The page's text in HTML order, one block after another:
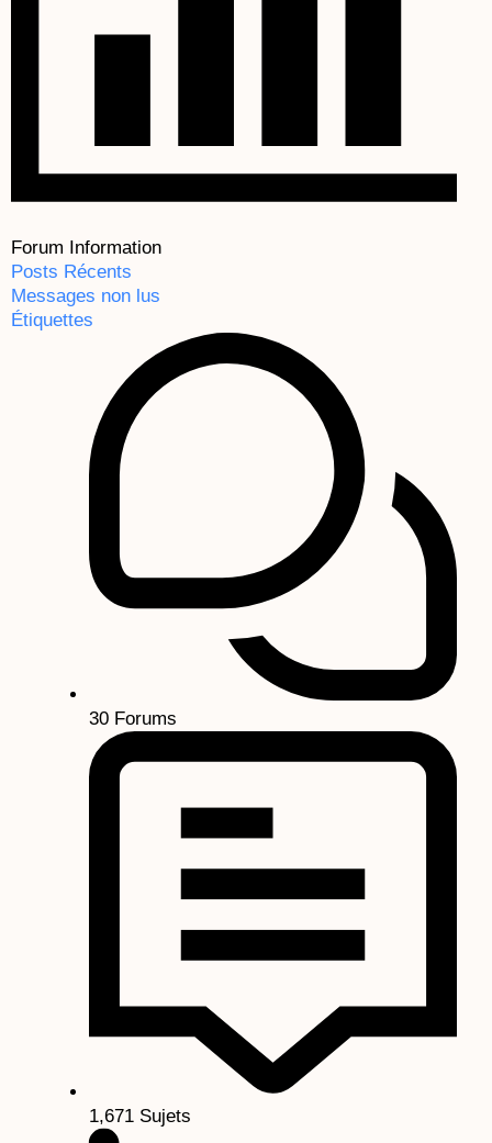
Forum Information
Posts Récents
Messages non lus
Étiquettes
30 Forums
1,671 Sujets